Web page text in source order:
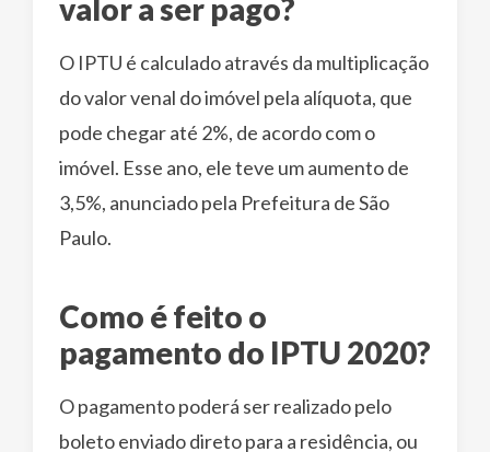
valor a ser pago?
O IPTU é calculado através da multiplicação
do valor venal do imóvel pela alíquota, que
pode chegar até 2%, de acordo com o
imóvel. Esse ano, ele teve um aumento de
3,5%, anunciado pela Prefeitura de São
Paulo.
Como é feito o
pagamento do IPTU 2020?
O pagamento poderá ser realizado pelo
boleto enviado direto para a residência, ou